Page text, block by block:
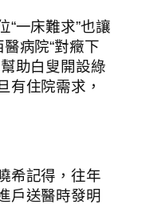
一床難求”也讓
病院“對癥下
助白叟開設綠
有住院需求，
記得，往年
戶送醫時發明